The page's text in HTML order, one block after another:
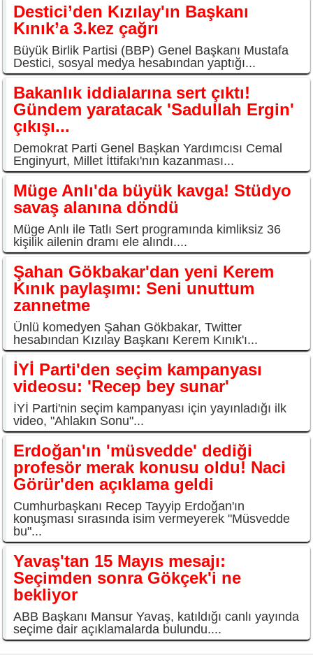
Destici’den Kızılay'ın Başkanı
Kınık’a 3.kez çağrı
Büyük Birlik Partisi (BBP) Genel Başkanı Mustafa
Destici, sosyal medya hesabından yaptığı...
Bakanlık iddialarına sert çıktı!
Gündem yaratacak 'Sadullah Ergin'
çıkışı...
Demokrat Parti Genel Başkan Yardımcısı Cemal
Enginyurt, Millet İttifakı'nın kazanması...
Müge Anlı'da büyük kavga! Stüdyo
savaş alanına döndü
Müge Anlı ile Tatlı Sert programında kimliksiz 36
kişilik ailenin dramı ele alındı....
Şahan Gökbakar'dan yeni Kerem
Kınık paylaşımı: Seni unuttum
zannetme
Ünlü komedyen Şahan Gökbakar, Twitter
hesabından Kızılay Başkanı Kerem Kınık'ı...
İYİ Parti'den seçim kampanyası
videosu: 'Recep bey sunar'
İYİ Parti'nin seçim kampanyası için yayınladığı ilk
video, "Ahlakın Sonu"...
Erdoğan'ın 'müsvedde' dediği
profesör merak konusu oldu! Naci
Görür'den açıklama geldi
Cumhurbaşkanı Recep Tayyip Erdoğan'ın
konuşması sırasında isim vermeyerek "Müsvedde
bu"...
Yavaş'tan 15 Mayıs mesajı:
Seçimden sonra Gökçek'i ne
bekliyor
ABB Başkanı Mansur Yavaş, katıldığı canlı yayında
seçime dair açıklamalarda bulundu....